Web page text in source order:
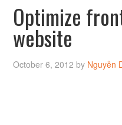
Optimize
website
October 6, 2012 by Nguyễn